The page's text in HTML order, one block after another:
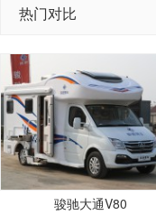
热门对比
骏驰大通V80